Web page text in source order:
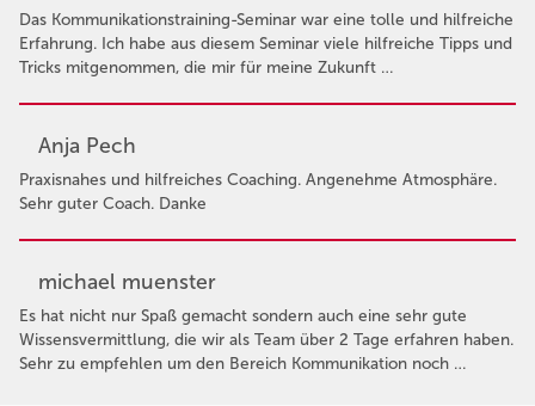
Das Kommunikationstraining-Seminar war eine tolle und hilfreiche
Erfahrung. Ich habe aus diesem Seminar viele hilfreiche Tipps und
Tricks mitgenommen, die mir für meine Zukunft …
Anja Pech
Praxisnahes und hilfreiches Coaching. Angenehme Atmosphäre.
Sehr guter Coach. Danke
michael muenster
Es hat nicht nur Spaß gemacht sondern auch eine sehr gute
Wissensvermittlung, die wir als Team über 2 Tage erfahren haben.
Sehr zu empfehlen um den Bereich Kommunikation noch …